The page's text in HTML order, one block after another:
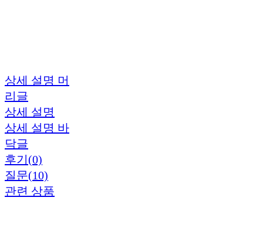
상세 설명 머
리글
상세 설명
상세 설명 바
닥글
후기(0)
질문(10)
관련 상품